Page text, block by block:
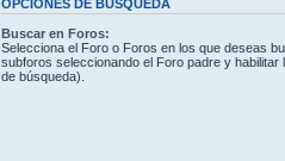
OPCIONES DE BÚSQUEDA
Buscar en Foros:
Selecciona el Foro o Foros en los que deseas
subforos seleccionando el Foro padre y
de búsqueda).